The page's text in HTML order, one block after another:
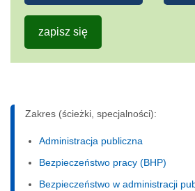
zapisz się
Zakres (ścieżki, specjalności):
Administracja publiczna
Bezpieczeństwo pracy (BHP)
Bezpieczeństwo w administracji